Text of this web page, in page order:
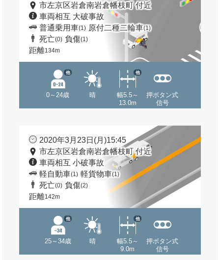
市左京区岩倉南岩倉幡枝町 付近
車両相互 大破事故
普通乗用車(1) 原付二種二輪車(1)
死亡(0) 負傷(1)
距離134m
0～24歳
他
晴
幅5.5～
13.0m
他
押ボタン式
信号
2020年3月23日(月)15:45
市左京区岩倉南岩倉幡枝町 付近
車両相互 小破事故
軽自動車(1) 軽貨物車(1)
死亡(0) 負傷(2)
距離142m
25～34歳
他
晴
幅5.5～
9.0m
他
押ボタン式
信号